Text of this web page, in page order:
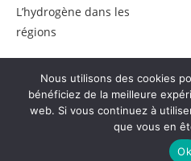
L’hydrogène dans les
régions
© Copyright –
Gestion des
Nous utilisons des cookies
bénéficiez de la meilleure
web. Si vous continuez à
que vous en
Ok